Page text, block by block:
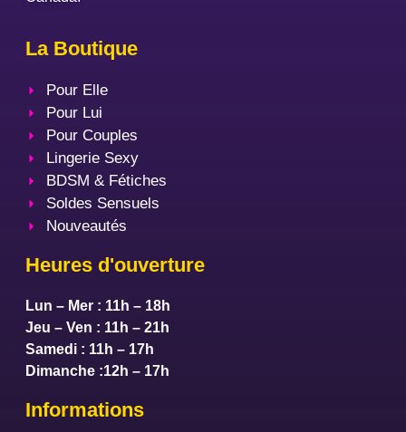
La Boutique
Pour Elle
Pour Lui
Pour Couples
Lingerie Sexy
BDSM & Fétiches
Soldes Sensuels
Nouveautés
Heures d'ouverture
Lun – Mer : 11h – 18h
Jeu – Ven : 11h – 21h
Samedi : 11h – 17h
Dimanche :12h – 17h
Informations